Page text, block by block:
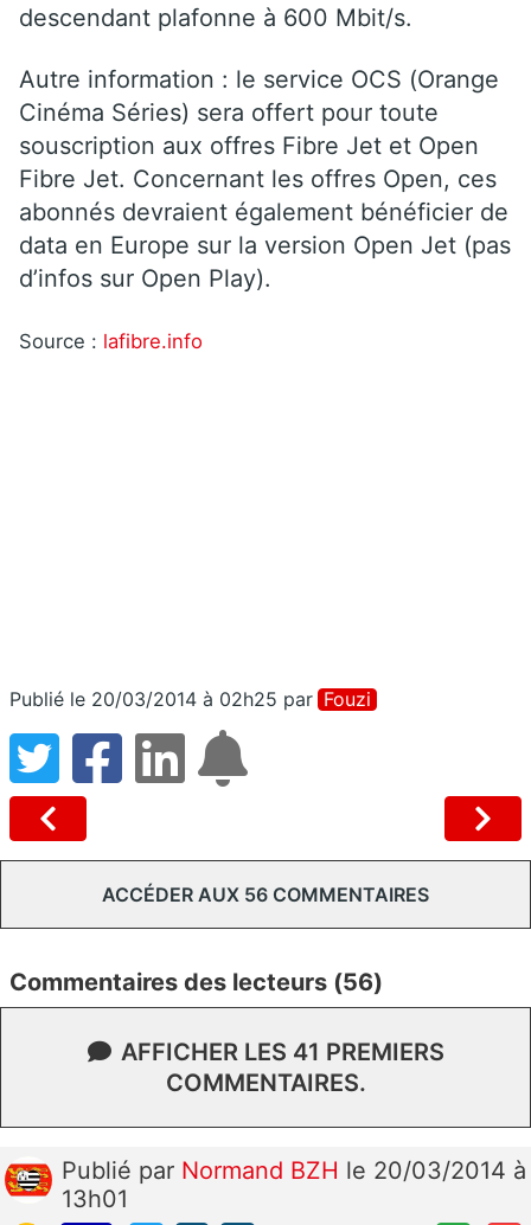
descendant plafonne à 600 Mbit/s.
Autre information : le service OCS (Orange
Cinéma Séries) sera offert pour toute
souscription aux offres Fibre Jet et Open
Fibre Jet. Concernant les offres Open, ces
abonnés devraient également bénéficier de
data en Europe sur la version Open Jet (pas
d’infos sur Open Play).
Source : lafibre.info
Publié le 20/03/2014 à 02h25 par Fouzi
ACCÉDER AUX 56 COMMENTAIRES
Commentaires des lecteurs (56)
AFFICHER LES 41 PREMIERS
COMMENTAIRES.
Publié par Normand BZH le 20/03/2014 à
13h01